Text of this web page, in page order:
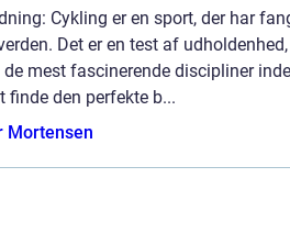
Cykling er en sport, der har
Det er en test af
mest fascinerende discipliner
finde den perfekte b...
Mortensen